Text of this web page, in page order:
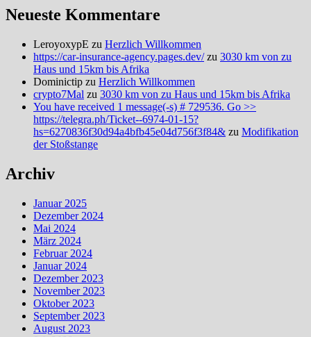
Neueste Kommentare
LeroyoxypE zu Herzlich Willkommen
https://car-insurance-agency.pages.dev/zu 3030 km von zu
Haus und 15km bis Afrika
Dominictip zu Herzlich Willkommen
crypto7Mal zu 3030 km von zu Haus und 15km bis Afrika
You have received 1 message(-s) # 729536. Go >>
https://telegra.ph/Ticket--6974-01-15?
hs=6270836f30d94a4bfb45e04d756f3f84& zu Modifikation
der Stoßstange
Archiv
Januar 2025
Dezember 2024
Mai 2024
März 2024
Februar 2024
Januar 2024
Dezember 2023
November 2023
Oktober 2023
September 2023
August 2023